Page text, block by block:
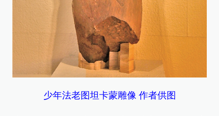
少年法老图坦卡蒙雕像 作者供图